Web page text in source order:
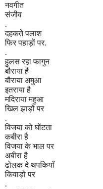
नवगीत
संजीव
.
दहकते पलाश
फिर पहाड़ों पर.
.
हुलस रहा फागुन
बौराया है
बौराया अमुआ
इतराया है
मदिराया महुआ
खिल झाड़ों पर
.
विजया को घोंटता
कबीरा है
विजया के भाल पर
अबीरा है
ढोलक दे थपकियाँ
किवाड़ों पर
.